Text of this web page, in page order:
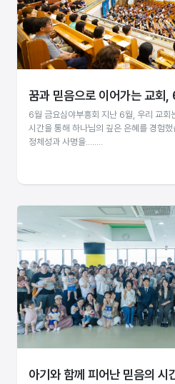
꿈과 믿음으로 이어가는 교회,
6월 금요심야부흥회 지난 6월, 우리 교회
시간을 통해 하나님의 깊은 은혜를 경험
정체성과 사명을........
아기와 함께 피어난 믿음의 시